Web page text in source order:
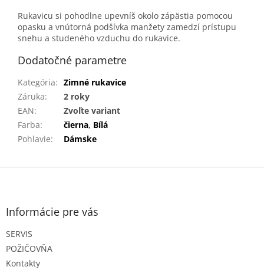
Rukavicu si pohodlne upevníš okolo zápästia pomocou
opasku a vnútorná podšívka manžety zamedzí prístupu
snehu a studeného vzduchu do rukavice.
Dodatočné parametre
Kategória: Zimné rukavice
Záruka:
2 roky
EAN:
Zvoľte variant
Farba: čierna, Bílá
Pohlavie: Dámske
Z
Informácie pre vás
SERVIS
POŽIČOVŇA
Kontakty